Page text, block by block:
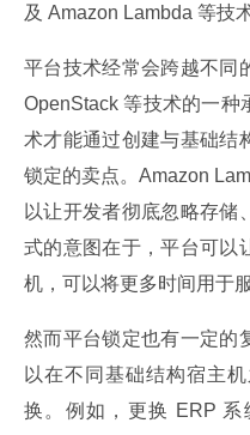
及 Amazon Lambda 等技
平台技术经常会跨越不同
OpenStack 等技术的一种
术才能通过创建与基础结
锁定的卖点。Amazon
以让开发者彻底忽略存储
式的意图在于，平台可以
机，可以将更多时间用于
然而平台锁定也有一定的
以在不同基础结构宿主
换。例如，更换 ERP